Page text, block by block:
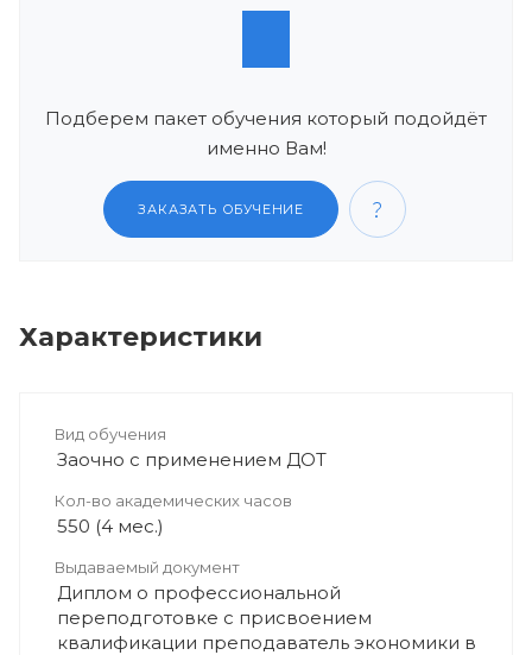
Подберем пакет обучения который подойдёт
именно Вам!
ЗАКАЗАТЬ ОБУЧЕНИЕ
Характеристики
Вид обучения
Заочно с применением ДОТ
Кол-во академических часов
550 (4 мес.)
Выдаваемый документ
Диплом о профессиональной
переподготовке с присвоением
квалификации преподаватель экономики в